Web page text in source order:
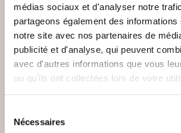
médias sociaux et d'analyser notre
partageons également des
notre site avec nos partenaires de
publicité et d'analyse, qui peuvent
avec d'autres informations que vous
ou qu'ils ont collectées lors de votre
Nécessaires
(0 avis)
VIVRE L'ÁSATRÚ
LE